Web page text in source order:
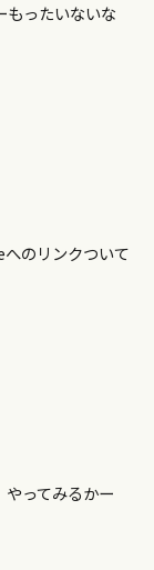
もったいないな
のリンクついて
ってみるかー